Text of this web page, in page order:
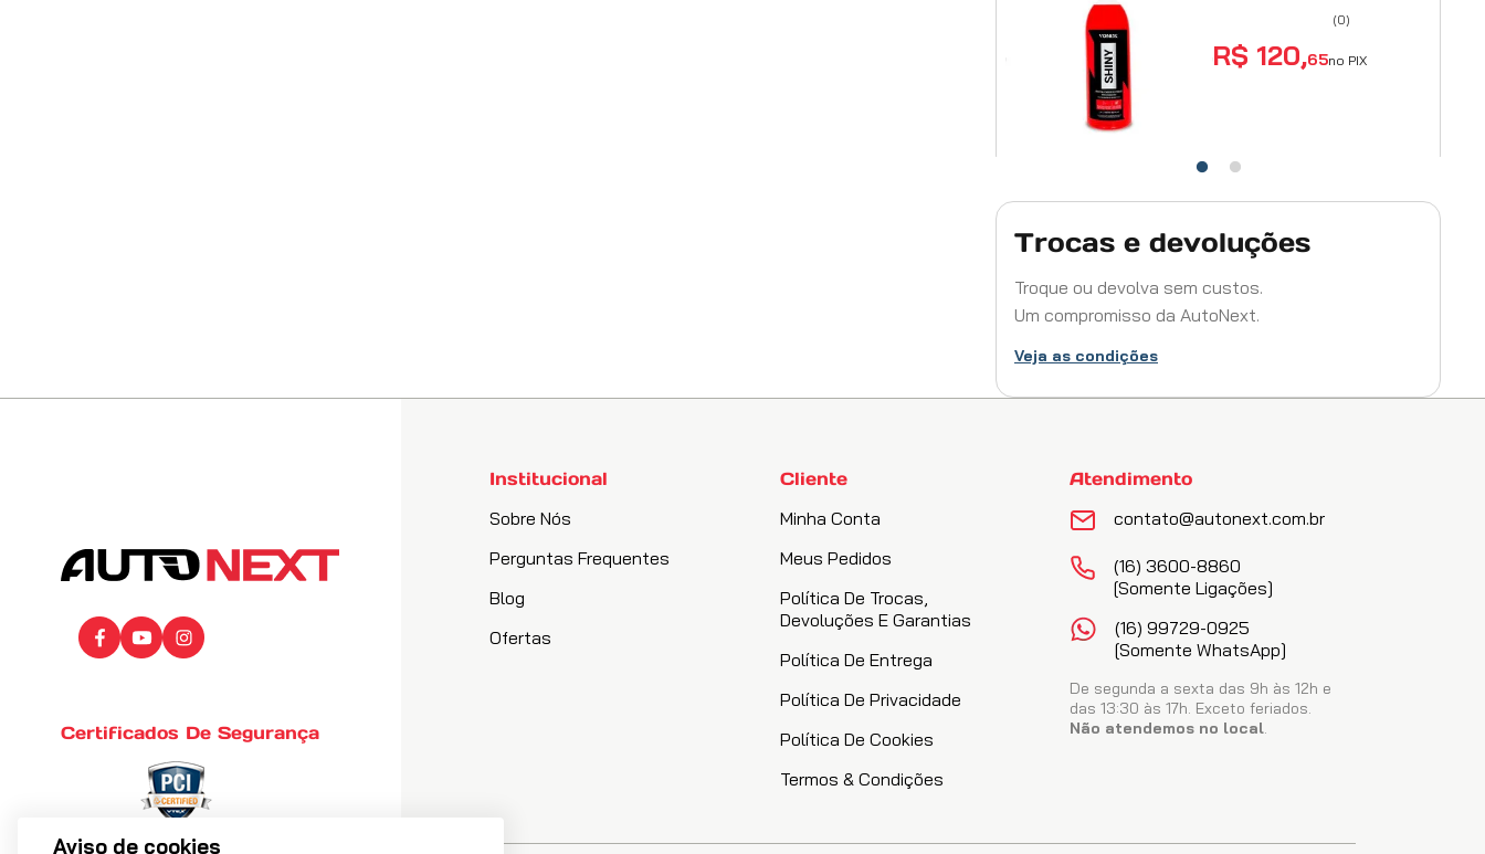
Aviso de cookies
(0)
R$ 120,65no PIX
4)
R$ 20, 05no PIX
(0
60,85 no PIX
Trocas e devoluções
Troque ou devolva sem custos.
Um compromisso da AutoNext.
Veja as condições
Certificados De Segurança
Institucional
Sobre Nós
Perguntas Frequentes
Blog
Ofertas
Cliente
Minha Conta
Meus Pedidos
Política De Trocas,
Devoluções E Garantias
Política De Entrega
Política De Privacidade
Política De Cookies
Termos & Condições
Atendimento
contato@autonext.com.br
(16) 3600-8860
[somente Ligações]
(16) 99729-0925
[somente WhatsApp]
De segunda a sexta das 9h às 12h e
das 13:30 às 17h. Exceto feriados.
Não atendemos no local.